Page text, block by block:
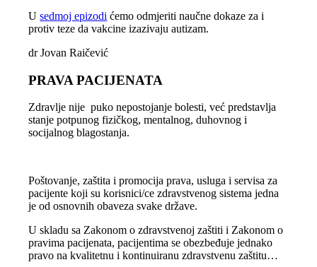
Usedmoj epizodi ćemo odmjeriti naučne dokaze za i
protiv teze da vakcine izazivaju autizam.
dr Jovan Raičević
PRAVA PACIJENATA
Zdravlje nije puko nepostojanje bolesti, već predstavlja
stanje potpunog fizičkog, mentalnog, duhovnog i
socijalnog blagostanja.
Poštovanje, zaštita i promocija prava, usluga i servisa za
pacijente koji su korisnici/ce zdravstvenog sistema jedna
je od osnovnih obaveza svake države.
U skladu sa Zakonom o zdravstvenoj zaštiti i Zakonom o
pravima pacijenata, pacijentima se obezbeđuje jednako
pravo na kvalitetnu i kontinuiranu zdravstvenu zaštitu…